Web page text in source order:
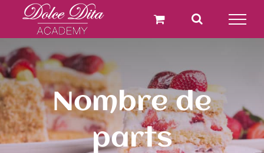
Passer
Nombre de
parts